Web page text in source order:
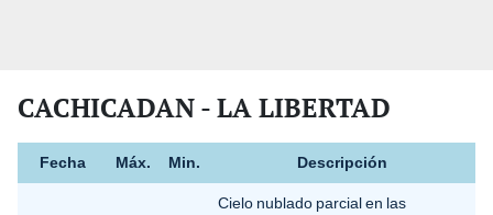
CACHICADAN - LA LIBERTAD
Fecha Máx. Min. Descripción
Cielo nublado parcial en las